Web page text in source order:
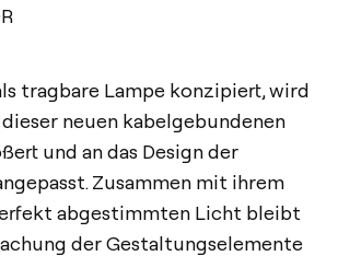
tragbare Lampe konzipiert, wird
neuen kabelgebundenen
und an das Design der
Zusammen mit ihrem
abgestimmten Licht bleibt
der Gestaltungselemente